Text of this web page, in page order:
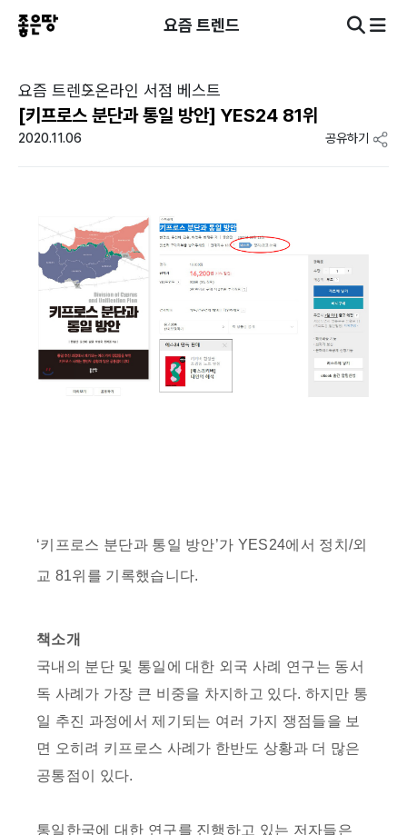
요즘 트렌드
요즘 트렌드온라인 서점 베스트
[키프로스 분단과 통일 방안] YES24 81위
2020.11.06 공유하기
‘키프로스 분단과 통일 방안’가 YES24에서 정치/외
교 81위 를 기록했습니다.
책소개
국내의 분단 및 통일에 대한 외국 사례 연구는 동서
독 사례가 가장 큰 비중을 차지하고 있다. 하지만 통
일 추진 과정에서 제기되는 여러 가지 쟁점들을 보
면 오히려 키프로스 사례가 한반도 상황과 더 많은
공통점이 있다.
통일한국에 대한 연구를 진행하고 있는 저자들은